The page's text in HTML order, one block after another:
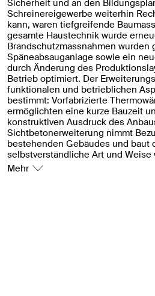
Sicherheit und an den
Schreinereigewerbe weiterhin
kann, waren tiefgreifende
gesamte Haustechnik wurde
Brandschutzmassnahmen
Späneabsauganlage sowie ein
durch Änderung des
Betrieb optimiert. Der
funktionalen und betrieblichen
bestimmt: Vorfabrizierte
ermöglichten eine kurze Bauzeit
konstruktiven Ausdruck des
Sichtbetonerweiterung nimmt
bestehenden Gebäudes und baut
selbstverständliche Art und Weise
Mehr